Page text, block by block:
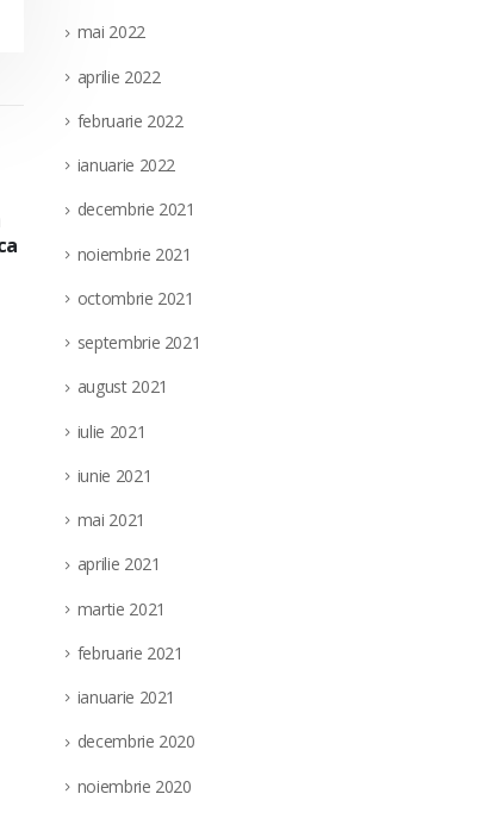
Societatea Filiala de Întreţinere şi
pentru ocuparea unui post vacant de
nedeterminata, in cadrul Directiei
(punct de lucru: localitatea Targu Jiu,
read more
mai 2022
aprilie 2022
februarie 2022
ianuarie 2022
decembrie 2021
noiembrie 2021
octombrie 2021
septembrie 2021
august 2021
iulie 2021
iunie 2021
mai 2021
aprilie 2021
martie 2021
februarie 2021
ianuarie 2021
decembrie 2020
noiembrie 2020